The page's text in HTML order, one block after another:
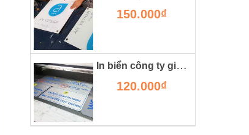
150.000₫
In biển công ty giá rẻ tại hà nội
120.000₫